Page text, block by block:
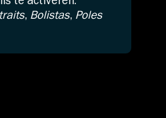
, Bolistas, Poles